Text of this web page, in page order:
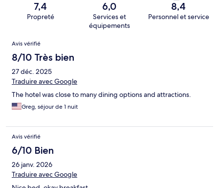
7,4
Propreté
6,0
Services et
équipements
8,4
Personnel et service
Avis
Avis vérifié
8/10 Très bien
27 déc. 2025
Traduire avec Google
The hotel was close to many dining options and attractions.
Greg, séjour de 1 nuit
Avis vérifié
6/10 Bien
26 janv. 2026
Traduire avec Google